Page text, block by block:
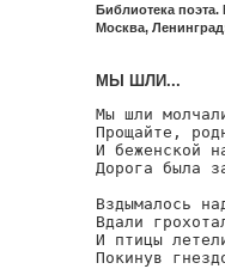
Библиотека
Москва,
МЫ ШЛИ...
Мы шли
Прощайте,
И беженской
Дорога была
Вздымалось
Вдали
И птицы
Покинув